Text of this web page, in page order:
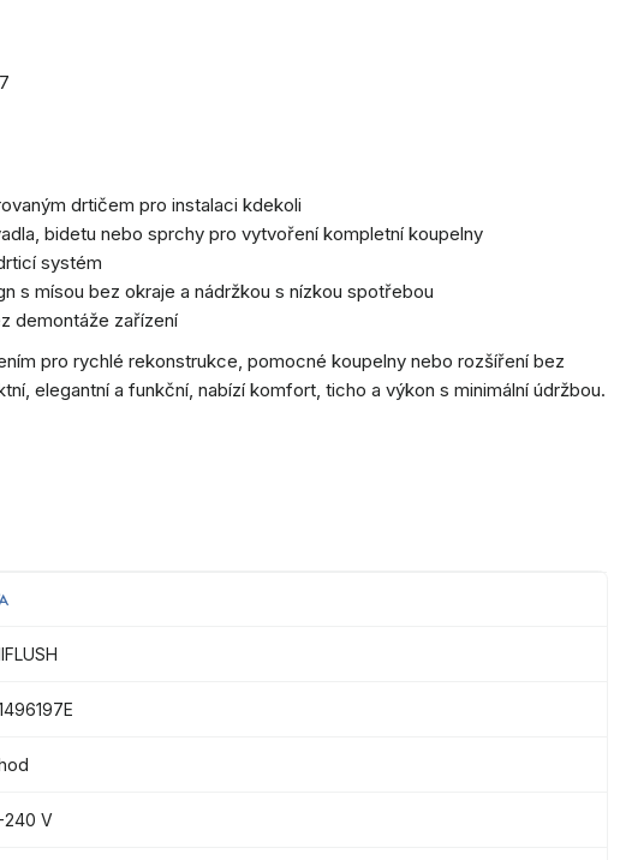
drtičem pro instalaci kdekoli
bidetu nebo sprchy pro vytvoření kompletní koupelny
systém
s mísou bez okraje a nádržkou s nízkou spotřebou
demontáže zařízení
pro rychlé rekonstrukce, pomocné koupelny nebo rozšíření bez
elegantní a funkční, nabízí komfort, ticho a výkon s minimální údržbou.
240 V